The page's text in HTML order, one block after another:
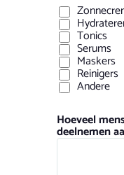
Tonics
Serums
Maskers
Reinigers
Andere
Hoeveel
deelnemen